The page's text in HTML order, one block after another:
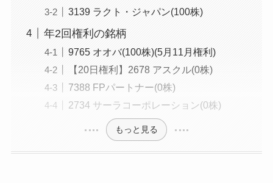
3139 ラクト・ジャパン(100株)
年2回権利の銘柄
9765 オオバ(100株)(5月11月権利)
【20日権利】2678 アスクル(0株)
7388 FPパートナー(0株)
2734 サーラコーポレーション(0株)
もっと見る